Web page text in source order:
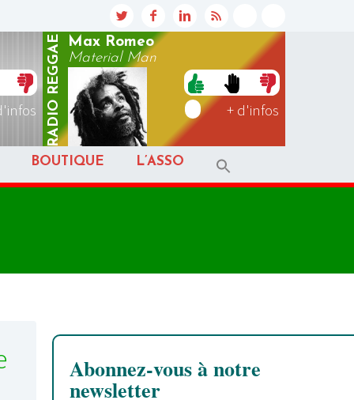
RADIO
REGGAE
Max Romeo
Material Man
+ d'infos
BOUTIQUE L’ASSO
Abonnez-vous à notre
newsletter